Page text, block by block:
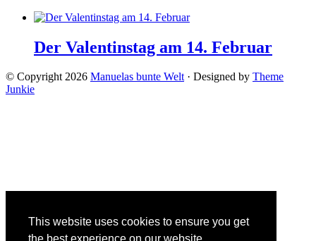
This website uses cookies to ensure you get
Der Valentinstag am 14. Februar
© Copyright 2026 Manuelas bunte Welt· Designed by Theme
Junkie